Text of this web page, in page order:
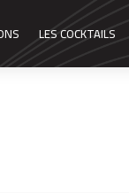
LES COCKTAILS